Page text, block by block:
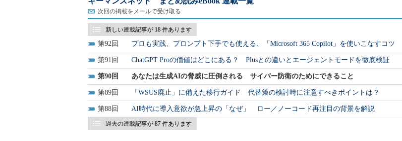
次回の掲載をメールで受け取る
新しい連載記事が 18 件あります
92 プロも実践、プロンプト下手でも使える、「Microsoft 365 Copilot」を使いこなすコツ
91 ChatGPT Proの価値はどこにある？ Plusとの違いとエージェントモードを徹底検証
90 あなたは生成AIの脅威に圧倒される サイバー防衛のためにできること
89 「WSUS廃止」に備えた移行ガイド 代替策の検討時に注意すべきポイントは？
88 AI時代に導入意欲が急上昇の「なぜ」 ロー／ノーコード再注目の背景を解説
過去の連載記事が 87 件あります